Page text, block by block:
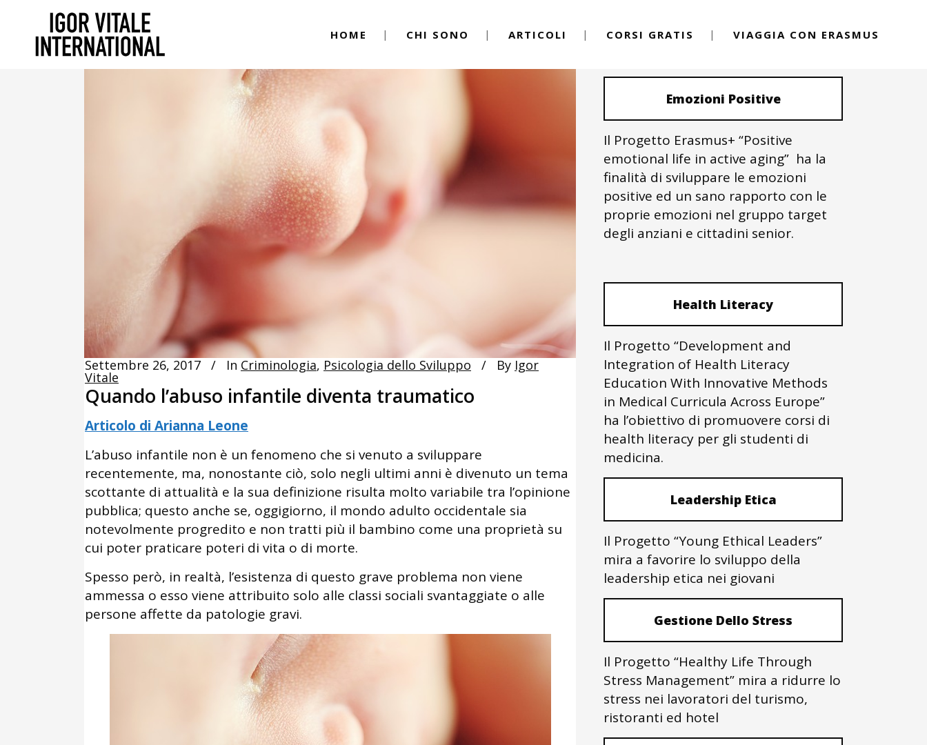
HOME CHI SONO ARTICOLI CORSI GRATIS VIAGGIA CON ERASMUS
Settembre 26, 2017 In Criminologia, Psicologia dello Sviluppo By Igor
Vitale
Quando l’abuso infantile diventa traumatico
Articolo di Arianna Leone
L’abuso infantile non è un fenomeno che si venuto a sviluppare
recentemente, ma, nonostante ciò, solo negli ultimi anni è divenuto un tema
scottante di attualità e la sua definizione risulta molto variabile tra l’opinione
pubblica; questo anche se, oggigiorno, il mondo adulto occidentale sia
notevolmente progredito e non tratti più il bambino come una proprietà su
cui poter praticare poteri di vita o di morte.
Spesso però, in realtà, l’esistenza di questo grave problema non viene
ammessa o esso viene attribuito solo alle classi sociali svantaggiate o alle
persone affette da patologie gravi.
Emozioni Positive
Il Progetto Erasmus+ “Positive
emotional life in active aging” ha la
finalità di sviluppare le emozioni
positive ed un sano rapporto con le
proprie emozioni nel gruppo target
degli anziani e cittadini senior.
Health Literacy
Il Progetto “Development and
Integration of Health Literacy
Education With Innovative Methods
in Medical Curricula Across Europe”
ha l’obiettivo di promuovere corsi di
health literacy per gli studenti di
medicina.
Leadership Etica
Il Progetto “Young Ethical Leaders”
mira a favorire lo sviluppo della
leadership etica nei giovani
Gestione Dello Stress
Il Progetto “Healthy Life Through
Stress Management” mira a ridurre lo
stress nei lavoratori del turismo,
ristoranti ed hotel